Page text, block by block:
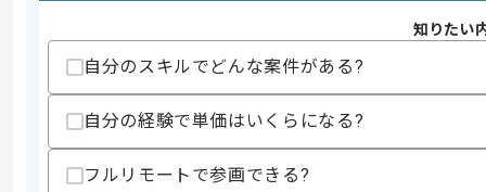
上記に似た経験やスキルをお持ちであれば
その他募集要項
商談回数
2回
募集人数
知りたい
自分のスキルでどんな案件がある?
自分の経験で単価はいくらになる?
フルリモートで参画できる?